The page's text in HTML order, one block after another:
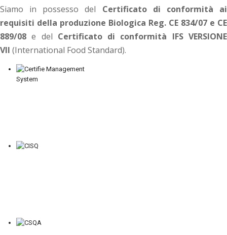
Siamo in possesso del Certificato di conformità ai
requisiti della produzione Biologica Reg. CE 834/07 e CE
889/08 e del Certificato di conformità IFS VERSIONE
VII (International Food Standard).